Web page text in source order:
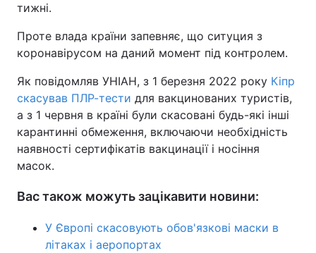
Тема оформлення
тижні.
Проте влада країни запевняє, що ситуция з
коронавірусом на даний момент під контролем.
Як повідомляв УНІАН, з 1 березня 2022 року Кіпр
скасував ПЛР-тести для вакцинованих туристів,
а з 1 червня в країні були скасовані будь-які інші
карантинні обмеження, включаючи необхідність
наявності сертифікатів вакцинації і носіння
масок.
Вас також можуть зацікавити новини:
У Європі скасовують обов'язкові маски в
літаках і аеропортах